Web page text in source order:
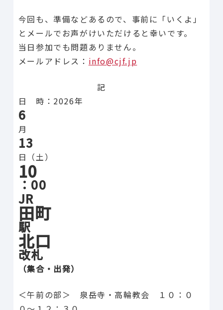
今回も、準備などあるので、事前に「いくよ」
とメールでお声がけいただけると幸いです。
当日参加でも問題ありません。
メールアドレス： info@cjf.jp
記
日 時：2026年
6
月
13
日（土）
10
：00
JR
田町
駅
北口
改札
（集合・出発）
＜午前の部＞ 泉岳寺・高輪教会 １０：０